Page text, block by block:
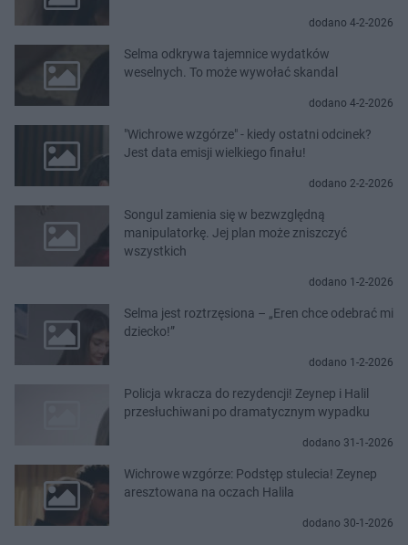
dodano 4-2-2026
Selma odkrywa tajemnice wydatków
weselnych. To może wywołać skandal
dodano 4-2-2026
"Wichrowe wzgórze" - kiedy ostatni odcinek?
Jest data emisji wielkiego finału!
dodano 2-2-2026
Songul zamienia się w bezwzględną
manipulatorkę. Jej plan może zniszczyć
wszystkich
dodano 1-2-2026
Selma jest roztrzęsiona – „Eren chce odebrać mi
dziecko!”
dodano 1-2-2026
Policja wkracza do rezydencji! Zeynep i Halil
przesłuchiwani po dramatycznym wypadku
dodano 31-1-2026
Wichrowe wzgórze: Podstęp stulecia! Zeynep
aresztowana na oczach Halila
dodano 30-1-2026